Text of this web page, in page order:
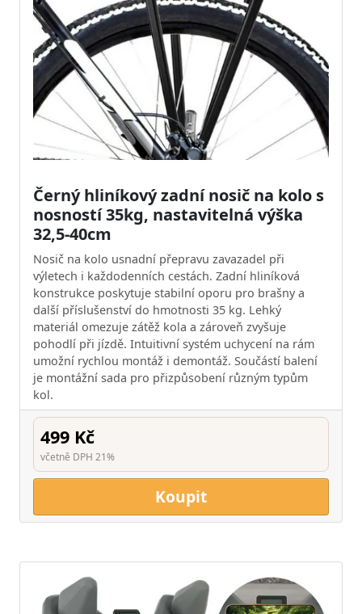
Černý hliníkový zadní nosič na kolo s
nosností 35kg, nastavitelná výška
32,5-40cm
Nosič na kolo usnadní přepravu zavazadel při
výletech i každodenních cestách. Zadní hliníková
konstrukce poskytuje stabilní oporu pro brašny a
další příslušenství do hmotnosti 35 kg. Lehký
materiál omezuje zátěž kola a zároveň zvyšuje
pohodlí při jízdě. Intuitivní systém uchycení na rám
umožní rychlou montáž i demontáž. Součástí balení
je montážní sada pro přizpůsobení různým typům
kol.
499 Kč
včetně DPH 21%
Koupit